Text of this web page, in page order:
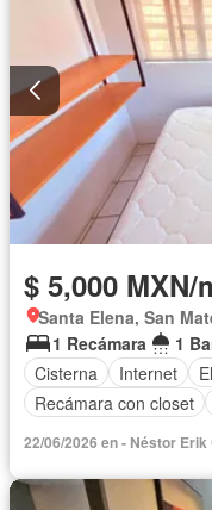
$ 5,000 MXN/
Santa Elena, San
1 Recámara
1
Cisterna
Internet
Recámara con closet
22/06/2026 en - Néstor